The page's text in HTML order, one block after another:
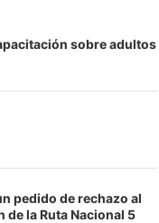
sobre adultos
pedido de rechazo al
la Ruta Nacional 5